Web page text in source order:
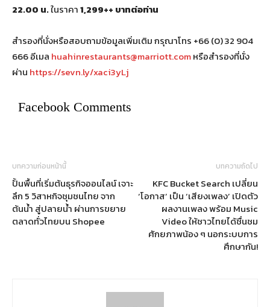
22.00 น.ในราคา1,299++ บาทต่อท่าน
สำรองที่นั่งหรือสอบถามข้อมูลเพิ่มเติม กรุณาโทร +66 (0) 32 904
666 อีเมล huahinrestaurants@marriott.comหรือสำรองที่นั่ง
ผ่าน https://sevn.ly/xaci3yLj
Facebook Comments
บทความก่อนหน้านี้
ปั้นพื้นที่เริ่มต้นธุรกิจออนไลน์ เจาะ
ลึก 5 วิสาหกิจชุมชนไทย จาก
ต้นน้ำ สู่ปลายน้ำ ผ่านการขยาย
ตลาดทั่วไทยบน Shopee
บทความถัดไป
KFC Bucket Search เปลี่ยน
‘โอกาส’ เป็น ‘เสียงเพลง’ เปิดตัว
ผลงานเพลง พร้อม Music
Video ให้ชาวไทยได้ชื่นชม
ศักยภาพน้อง ๆ นอกระบบการ
ศึกษากัน!